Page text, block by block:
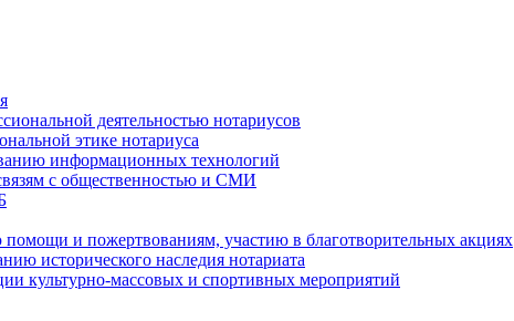
деятельностью нотариусов
этике нотариуса
информационных технологий
с общественностью и СМИ
и пожертвованиям, участию в благотворительных акциях
исторического наследия нотариата
культурно-массовых и спортивных мероприятий